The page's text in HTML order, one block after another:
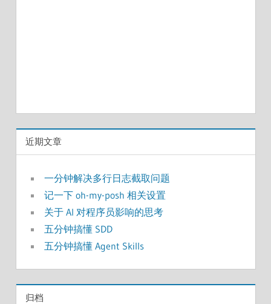
近期文章
一分钟解决多行日志截取问题
记一下 oh-my-posh 相关设置
关于 AI 对程序员影响的思考
五分钟搞懂 SDD
五分钟搞懂 Agent Skills
归档